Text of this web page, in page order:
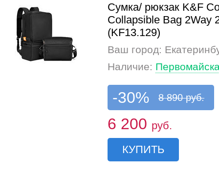
Сумка/ рюкзак K&F
Collapsible Bag 2Way
(KF13.129)
Ваш город:
Наличие:
-30% 8 890 руб.
6 200 руб.
КУПИТЬ